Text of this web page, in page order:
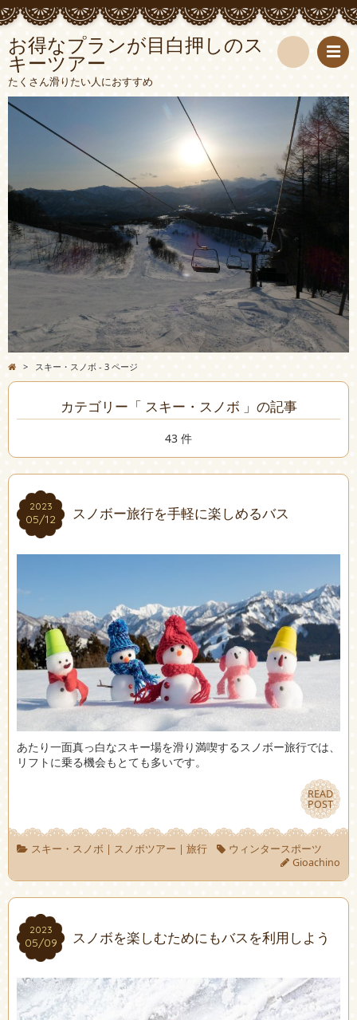
お得なプランが目白押しのス
キーツアー
たくさん滑りたい人におすすめ
> スキー・スノボ - 3 ページ
カテゴリー「 スキー・スノボ 」の記事
43 件
2023
05/12
2023
05/12 スノボー旅行を手軽に楽しめるバス
あたり一面真っ白なスキー場を滑り満喫するスノボー旅行では、
リフトに乗る機会もとても多いです。
READ
POST
READ
POST
スキー・スノボ | スノボツアー | 旅行
ウィンタースポーツ
Gioachino
2023
05/09
2023
05/09 スノボを楽しむためにもバスを利用しよう